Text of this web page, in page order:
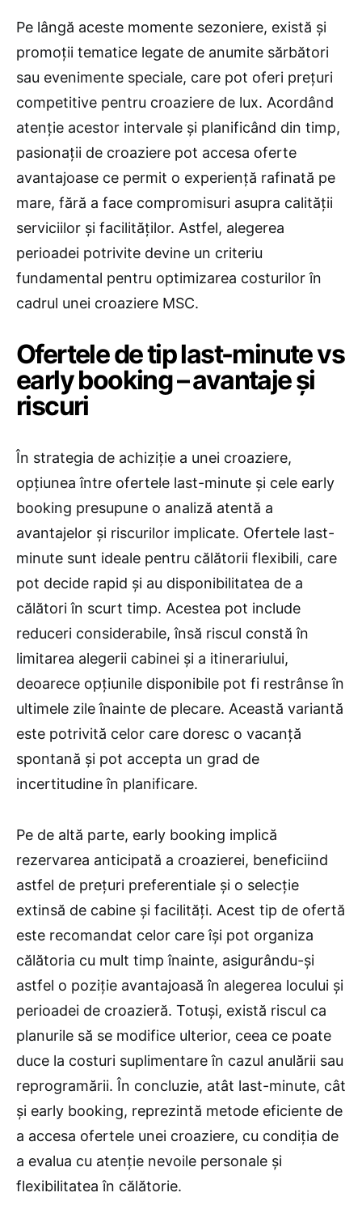
Pe lângă aceste momente sezoniere, există și
promoții tematice legate de anumite sărbători
sau evenimente speciale, care pot oferi prețuri
competitive pentru croaziere de lux. Acordând
atenție acestor intervale și planificând din timp,
pasionații de croaziere pot accesa oferte
avantajoase ce permit o experiență rafinată pe
mare, fără a face compromisuri asupra calității
serviciilor și facilităților. Astfel, alegerea
perioadei potrivite devine un criteriu
fundamental pentru optimizarea costurilor în
cadrul unei croaziere MSC.
Ofertele de tip last-minute vs
early booking – avantaje și
riscuri
În strategia de achiziție a unei croaziere,
opțiunea între ofertele last-minute și cele early
booking presupune o analiză atentă a
avantajelor și riscurilor implicate. Ofertele last-
minute sunt ideale pentru călătorii flexibili, care
pot decide rapid și au disponibilitatea de a
călători în scurt timp. Acestea pot include
reduceri considerabile, însă riscul constă în
limitarea alegerii cabinei și a itinerariului,
deoarece opțiunile disponibile pot fi restrânse în
ultimele zile înainte de plecare. Această variantă
este potrivită celor care doresc o vacanță
spontană și pot accepta un grad de
incertitudine în planificare.
Pe de altă parte, early booking implică
rezervarea anticipată a croazierei, beneficiind
astfel de prețuri preferentiale și o selecție
extinsă de cabine și facilități. Acest tip de ofertă
este recomandat celor care își pot organiza
călătoria cu mult timp înainte, asigurându-și
astfel o poziție avantajoasă în alegerea locului și
perioadei de croazieră. Totuși, există riscul ca
planurile să se modifice ulterior, ceea ce poate
duce la costuri suplimentare în cazul anulării sau
reprogramării. În concluzie, atât last-minute, cât
și early booking, reprezintă metode eficiente de
a accesa ofertele unei croaziere, cu condiția de
a evalua cu atenție nevoile personale și
flexibilitatea în călătorie.